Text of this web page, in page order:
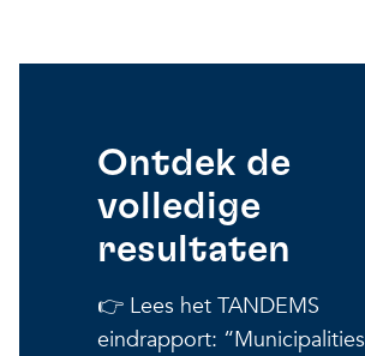
Ontdek de
volledige
resultaten
👉 Lees het TANDEMS
eindrapport: “Municipalities